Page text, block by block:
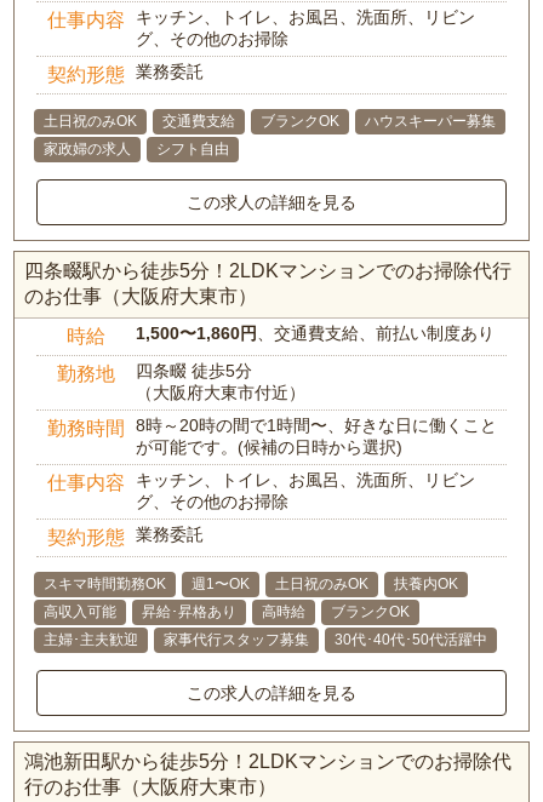
仕事内容
キッチン、トイレ、お風呂、洗面所、リビン
グ、その他のお掃除
契約形態 業務委託
土日祝のみOK 交通費支給 ブランクOK
ハウスキーパー募集
家政婦の求人
シフト自由
この求人の詳細を見る
四条畷駅から徒歩5分！2LDKマンションでのお掃除代行
のお仕事（大阪府大東市）
時給 1,500〜1,860円 、交通費支給、前払い制度あり
勤務地
四条畷 徒歩5分
（大阪府大東市付近）
勤務時間
8時～20時の間で1時間〜、好きな日に働くこと
が可能です。(候補の日時から選択)
仕事内容
キッチン、トイレ、お風呂、洗面所、リビン
グ、その他のお掃除
契約形態 業務委託
スキマ時間勤務OK 週1〜OK 土日祝のみOK
扶養内OK
高収入可能
昇給･昇格あり 高時給
ブランクOK
主婦･主夫歓迎
家事代行スタッフ募集 30代･40代･50代活躍中
この求人の詳細を見る
鴻池新田駅から徒歩5分！2LDKマンションでのお掃除代
行のお仕事（大阪府大東市）